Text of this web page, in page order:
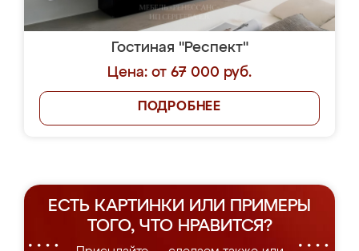
Гостиная "Респект"
Цена: от 67 000 руб.
ПОДРОБНЕЕ
ЕСТЬ КАРТИНКИ ИЛИ ПРИМЕРЫ
ТОГО, ЧТО НРАВИТСЯ?